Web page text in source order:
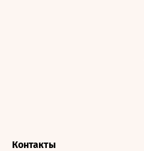
Контакты